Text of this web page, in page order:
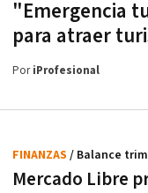
"Emergencia
para atraer
PoriProfesional
Mercado Libre
FINANZAS / Balance